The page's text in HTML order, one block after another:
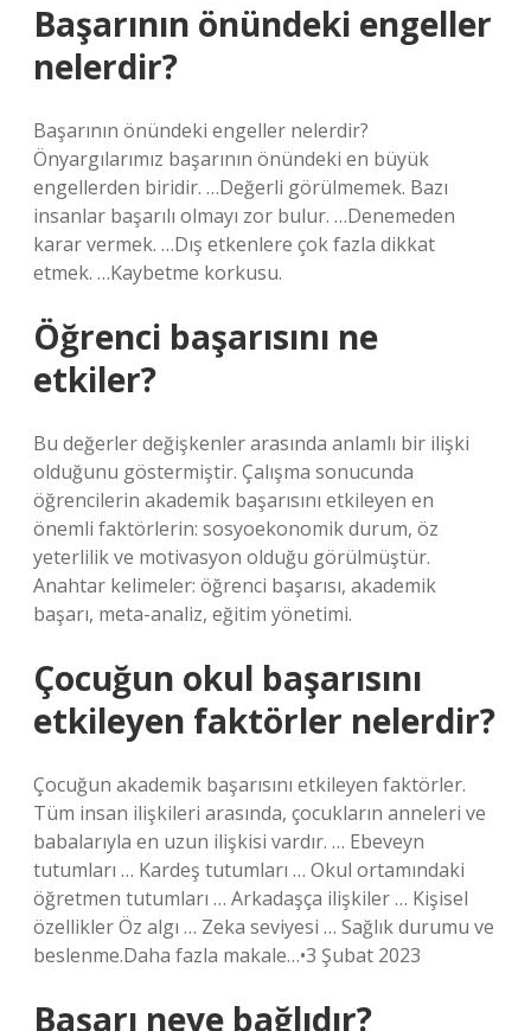
Başarının önündeki engeller
nelerdir?
Başarının önündeki engeller nelerdir?
Önyargılarımız başarının önündeki en büyük
engellerden biridir. …Değerli görülmemek. Bazı
insanlar başarılı olmayı zor bulur. …Denemeden
karar vermek. …Dış etkenlere çok fazla dikkat
etmek. …Kaybetme korkusu.
Öğrenci başarısını ne
etkiler?
Bu değerler değişkenler arasında anlamlı bir ilişki
olduğunu göstermiştir. Çalışma sonucunda
öğrencilerin akademik başarısını etkileyen en
önemli faktörlerin: sosyoekonomik durum, öz
yeterlilik ve motivasyon olduğu görülmüştür.
Anahtar kelimeler: öğrenci başarısı, akademik
başarı, meta-analiz, eğitim yönetimi.
Çocuğun okul başarısını
etkileyen faktörler nelerdir?
Çocuğun akademik başarısını etkileyen faktörler.
Tüm insan ilişkileri arasında, çocukların anneleri ve
babalarıyla en uzun ilişkisi vardır. … Ebeveyn
tutumları … Kardeş tutumları … Okul ortamındaki
öğretmen tutumları … Arkadaşça ilişkiler … Kişisel
özellikler Öz algı … Zeka seviyesi … Sağlık durumu ve
beslenme.Daha fazla makale…•3 Şubat 2023
Başarı neye bağlıdır?